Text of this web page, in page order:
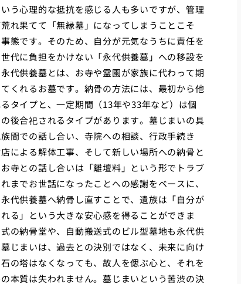
う心理的な抵抗を感じる人も多いですが、管理
れ果てて「無縁墓」になってしまうことこそ
態です。そのため、自分が元気なうちに責任を
代に負担をかけない「永代供養墓」への移設を
代供養墓とは、お寺や霊園が家族に代わって期
くれるお墓です。納骨の方法には、最初から他
タイプと、一定期間（13年や33年など）は個
後合祀されるタイプがあります。墓じまいの具
間での話し合い、寺院への相談、行政手続き
による解体工事、そして新しい場所への納骨と
寺との話し合いは「離壇料」という形でトラブ
までお世話になったことへの感謝をベースに、
代供養墓へ納骨し直すことで、遺族は「自分が
る」という大きな安心感を得ることができま
の納骨堂や、自動搬送式のビル型墓地も永代供
じまいは、過去との決別ではなく、未来に向け
の塔はなくなっても、故人を偲ぶ心と、それを
本質は失われません。墓じまいという苦渋の決